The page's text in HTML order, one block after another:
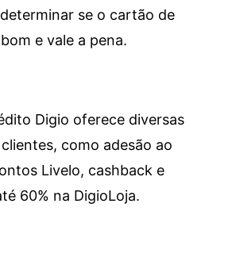
se o cartão de
e vale a pena.
Digio oferece diversas
como adesão ao
Livelo, cashback e
60% na DigioLoja.